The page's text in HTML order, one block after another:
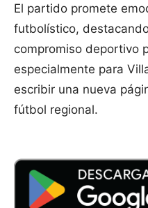
El partido promete
futbolístico,
compromiso deportivo
especialmente para
escribir una nueva
fútbol regional.